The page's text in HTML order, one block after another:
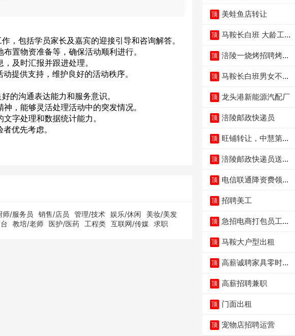
，包括学员家长及嘉宾的迎接引导和咨询解答。
置物资准备等，确保活动顺利进行。
及时汇报并跟进处理。
提供支持，维护良好的活动秩序。
的沟通表达能力和服务意识。
，能够灵活处理活动中的突发情况。
字处理和数据统计能力。
优先考虑。
师/服务员 销售/店员 管理/技术 娱乐/休闲
美妆/美发
教培/老师 医护/医药 工程类 互联网/传媒 求职
顶 美蛙鱼店转让
顶 马鞍长白班 大龄工大
顶 涪陵一烧烤招聘烤工
顶 马鞍长白班男女不限
顶 龙头港新能源汽配厂
顶 涪陵邮政快递员
顶 旺铺转让，中慧第一
顶 涪陵邮政快递员送货
顶 电信联通降资费领价
顶 招聘美工
顶 急招电商打包员工作
顶 马鞍大户型出租
顶 高薪诚聘家具零时促
顶 高薪招聘兼职
顶 门面出租
顶 宠物店招聘运营